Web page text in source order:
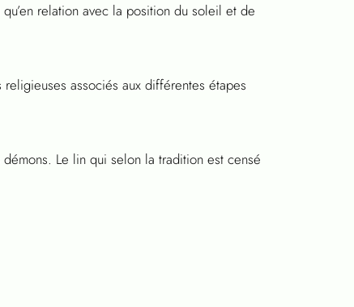
relation avec la position du soleil et de
associés aux différentes étapes
Le lin qui selon la tradition est censé